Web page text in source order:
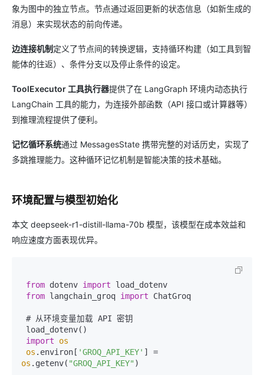
象为图中的独立节点。节点通过返回更新的状态信息（如新生成的
消息）来实现状态的前向传递。
边连接机制 定义了节点间的转换逻辑，支持循环构建（如工具到智
能体的往返）、条件分支以及停止条件的设定。
ToolExecutor 工具执行器提供了在 LangGraph 环境内动态执行
LangChain 工具的能力，为连接外部函数（API 接口或计算器等）
到推理流程提供了便利。
记忆循环系统通过 MessagesState 携带完整的对话历史，实现了
多跳推理能力。这种循环记忆机制是智能决策的技术基础。
环境配置与模型初始化
本文 deepseek-r1-distill-llama-70b 模型，该模型在成本效益和
响应速度方面表现优异。
from dotenv import load_dotenv
from langchain_groq import ChatGroq
import
os
os .environ[ 'GROQ_API_KEY'
os .getenv( "GROQ_API_KEY" )